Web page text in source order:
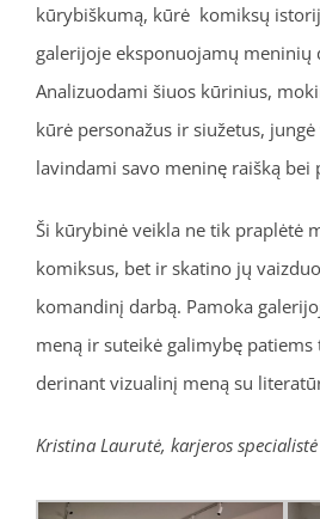
kūrybiškumą, kūrė komiksų
galerijoje eksponuojamų meninių
Analizuodami šiuos kūrinius,
kūrė personažus ir siužetus,
lavindami savo meninę raišką bei
Ši kūrybinė veikla ne tik praplėtė
komiksus, bet ir skatino jų
komandinį darbą. Pamoka
meną ir suteikė galimybę patiems
derinant vizualinį meną su
Kristina Laurutė, karjeros specialistė